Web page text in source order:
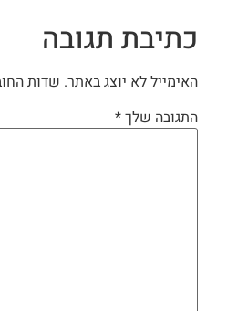
כתיבת תגובה
האימייל לא יוצג באתר. שדות
התגובה שלך*